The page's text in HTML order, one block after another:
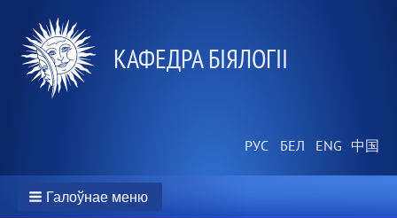
КАФЕДРА БІЯЛОГІІ
Галоўнае меню